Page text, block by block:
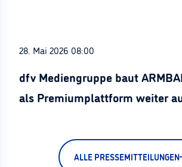
28. Mai 2026 08:00
dfv Mediengruppe baut
als Premiumplattform weiter
ALLE PRESSEMITTEILUNGEN